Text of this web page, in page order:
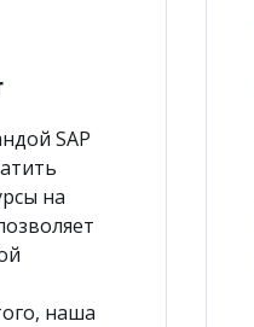
SAP
на
наша